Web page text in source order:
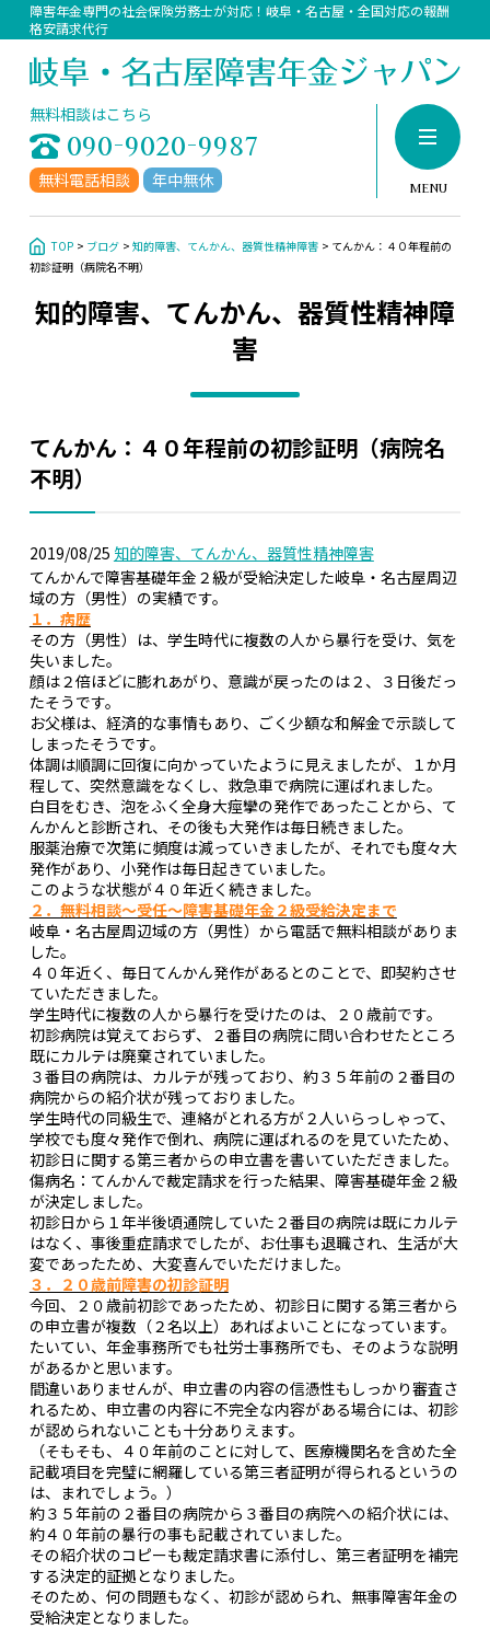
障害年金専門の社会保険労務士が対応！岐阜・名古屋・全国対応の報酬
格安請求代行
無料相談はこちら
090-9020-9987
無料電話相談 年中無休
当事務所について
代表者挨拶、プロフィール
アクセス
サポート料金
障害年金にお困りですか？
障害年金相談の流れ
うつ病
躁うつ病
発達障害
知的障害、てんかん、器質性精神障害
肢体障害
心疾患
腎疾患・糖尿病・肝疾患
難病・がん・その他
障害年金制度の動向
障害年金の基礎知識
障害年金の種類
障害年金の受給額
障害年金の受給要件
MENU
TOP ブログ 知的障害、てんかん、器質性精神障害
てんかん：４０年程前の
初診証明（病院名不明）
知的障害、てんかん、器質性精神障
害
てんかん：４０年程前の初診証明（病院名
不明）
2019/08/25 知的障害、てんかん、器質性精神障害
てんかんで障害基礎年金２級が受給決定した岐阜・名古屋周辺
域の方（男性）の実績です。
１．病歴
その方（男性）は、学生時代に複数の人から暴行を受け、気を
失いました。
顔は２倍ほどに膨れあがり、意識が戻ったのは２、３日後だっ
たそうです。
お父様は、経済的な事情もあり、ごく少額な和解金で示談して
しまったそうです。
体調は順調に回復に向かっていたように見えましたが、１か月
程して、突然意識をなくし、救急車で病院に運ばれました。
白目をむき、泡をふく全身大痙攣の発作であったことから、て
んかんと診断され、その後も大発作は毎日続きました。
服薬治療で次第に頻度は減っていきましたが、それでも度々大
発作があり、小発作は毎日起きていました。
このような状態が４０年近く続きました。
２．無料相談～受任～障害基礎年金２級受給決定まで
岐阜・名古屋周辺域の方（男性）から電話で無料相談がありま
した。
４０年近く、毎日てんかん発作があるとのことで、即契約させ
ていただきました。
学生時代に複数の人から暴行を受けたのは、２０歳前です。
初診病院は覚えておらず、２番目の病院に問い合わせたところ
既にカルテは廃棄されていました。
３番目の病院は、カルテが残っており、約３５年前の２番目の
病院からの紹介状が残っておりました。
学生時代の同級生で、連絡がとれる方が２人いらっしゃって、
学校でも度々発作で倒れ、病院に運ばれるのを見ていたため、
初診日に関する第三者からの申立書を書いていただきました。
傷病名：てんかんで裁定請求を行った結果、障害基礎年金２級
が決定しました。
初診日から１年半後頃通院していた２番目の病院は既にカルテ
はなく、事後重症請求でしたが、お仕事も退職され、生活が大
変であったため、大変喜んでいただけました。
３．２０歳前障害の初診証明
今回、２０歳前初診であったため、初診日に関する第三者から
の申立書が複数（２名以上）あればよいことになっています。
たいてい、年金事務所でも社労士事務所でも、そのような説明
があるかと思います。
間違いありませんが、申立書の内容の信憑性もしっかり審査さ
れるため、申立書の内容に不完全な内容がある場合には、初診
が認められないことも十分ありえます。
（そもそも、４０年前のことに対して、医療機関名を含めた全
記載項目を完璧に網羅している第三者証明が得られるというの
は、まれでしょう。）
約３５年前の２番目の病院から３番目の病院への紹介状には、
約４０年前の暴行の事も記載されていました。
その紹介状のコピーも裁定請求書に添付し、第三者証明を補完
する決定的証拠となりました。
そのため、何の問題もなく、初診が認められ、無事障害年金の
受給決定となりました。